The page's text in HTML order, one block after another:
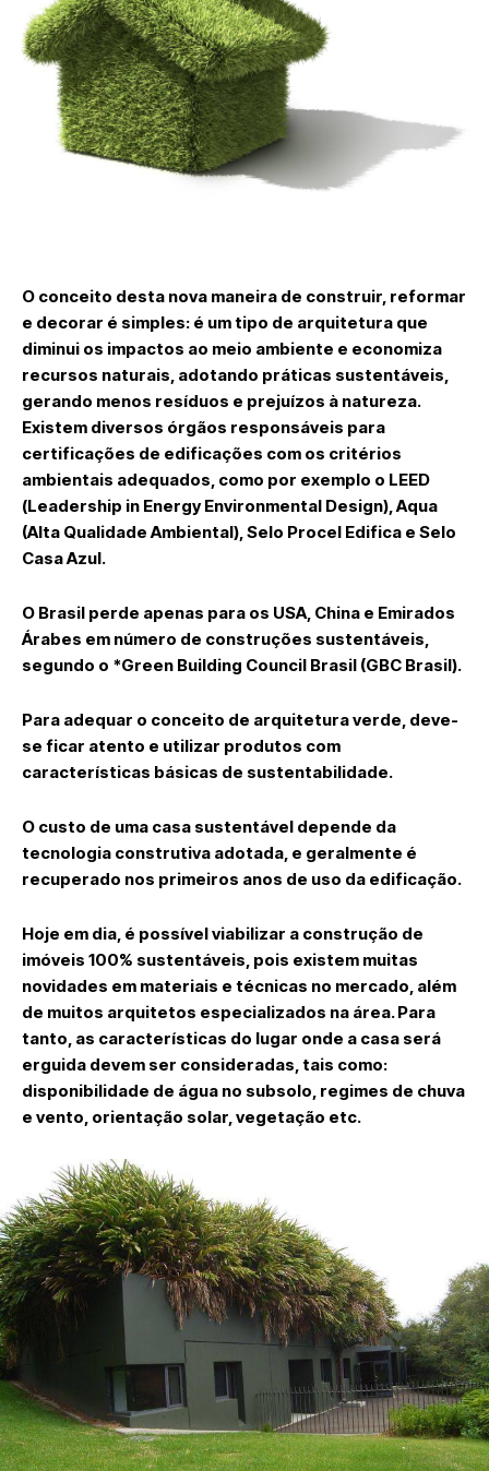
O conceito desta nova maneira de construir, reformar
e decorar é simples: é um tipo de arquitetura que
diminui os impactos ao meio ambiente e economiza
recursos naturais, adotando práticas sustentáveis,
gerando menos resíduos e prejuízos à natureza.
Existem diversos órgãos responsáveis para
certificações de edificações com os critérios
ambientais adequados, como por exemplo o LEED
(Leadership in Energy Environmental Design), Aqua
(Alta Qualidade Ambiental), Selo Procel Edifica e Selo
Casa Azul.
O Brasil perde apenas para os USA, China e Emirados
Árabes em número de construções sustentáveis,
segundo o *Green Building Council Brasil (GBC Brasil).
Para adequar o conceito de arquitetura verde, deve-
se ficar atento e utilizar produtos com
características básicas de sustentabilidade.
O custo de uma casa sustentável depende da
tecnologia construtiva adotada, e geralmente é
recuperado nos primeiros anos de uso da edificação.
Hoje em dia, é possível viabilizar a construção de
imóveis 100% sustentáveis, pois existem muitas
novidades em materiais e técnicas no mercado, além
de muitos arquitetos especializados na área. Para
tanto, as características do lugar onde a casa será
erguida devem ser consideradas, tais como:
disponibilidade de água no subsolo, regimes de chuva
e vento, orientação solar, vegetação etc.